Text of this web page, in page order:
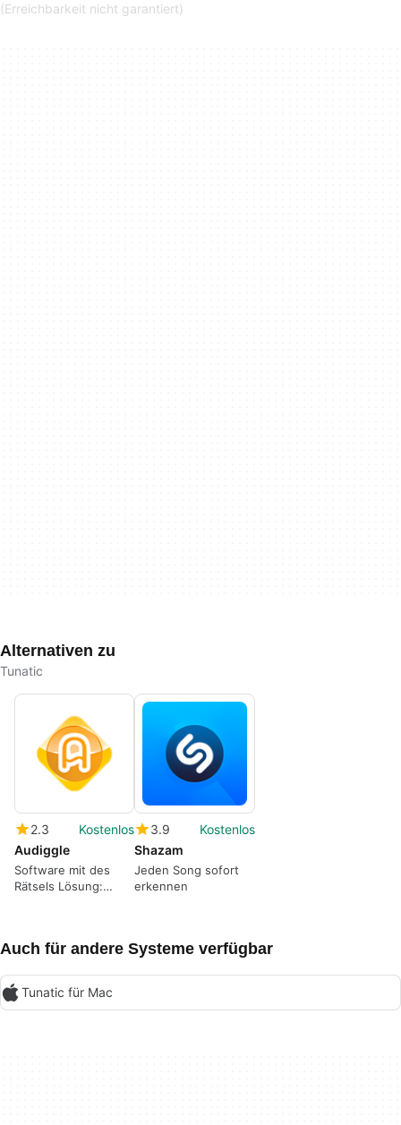
(Erreichbarkeit nicht garantiert)
Alternativen zu
Tunatic
2.3
Kostenlos
Audiggle
Software mit des
Rätsels Lösung:
3.9
Kostenlos
Shazam
Jeden Song sofort
erkennen
Auch für andere Systeme verfügbar
Tunatic für Mac